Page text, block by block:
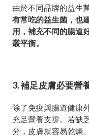
由於不同品牌的益生
有常吃的益生菌，也
用，補充不同的腸道
叢平衡。
3. 補足皮膚必要營
除了免疫與腸道健康
充足營養支撐。若缺
分，皮膚就容易乾燥